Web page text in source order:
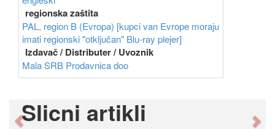
regionska zaštita
PAL, region B (Evropa) [kupci van Evrope moraju
imati regionski "otključan" Blu-ray plejer]
Izdavač / Distributer / Uvoznik
Mala SRB Prodavnica doo
Slicni artikli
Previous